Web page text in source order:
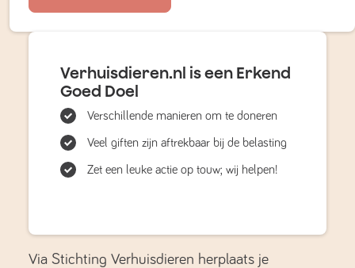
Verhuisdieren.nl is een Erkend
Goed Doel
Verschillende manieren om te doneren
Veel giften zijn aftrekbaar bij de belasting
Zet een leuke actie op touw; wij helpen!
Via Stichting Verhuisdieren herplaats je